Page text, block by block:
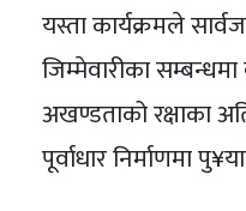
यस्ता कार्यक्रमले
जिम्मेवारीका
अखण्डताको रक्षाका
पूर्वाधार निर्माणमा